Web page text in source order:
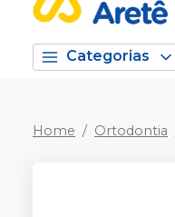
Categorias
Home Ortodontia